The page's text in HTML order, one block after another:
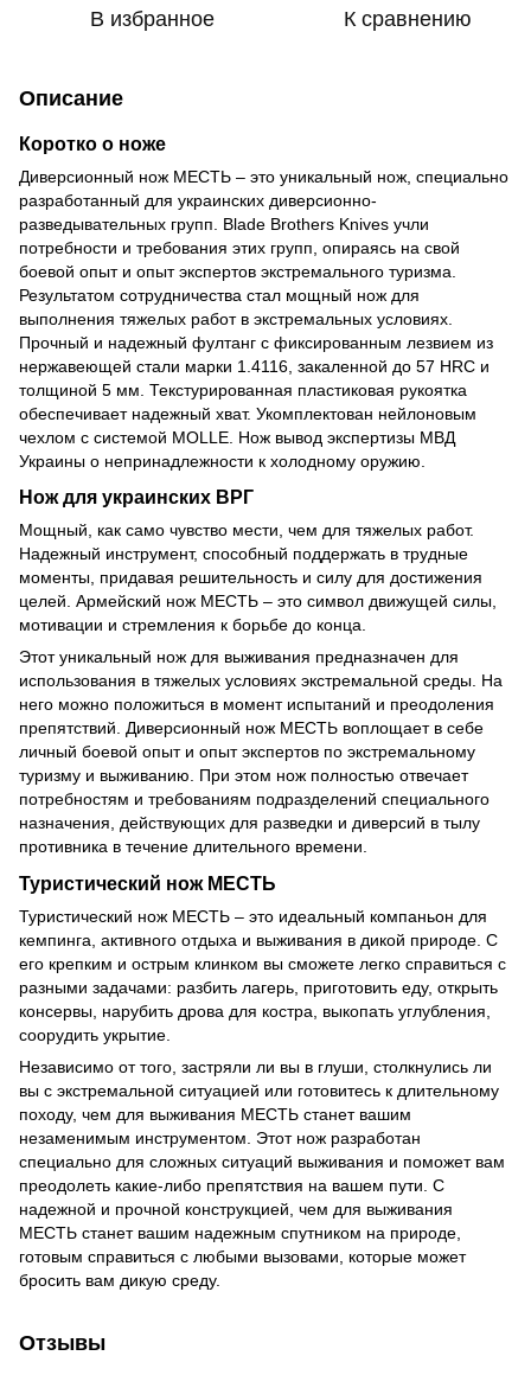
В избранное К сравнению
Описание
Коротко о ноже
Диверсионный нож МЕСТЬ – это уникальный нож, специально
разработанный для украинских диверсионно-
разведывательных групп. Blade Brothers Knives учли
потребности и требования этих групп, опираясь на свой
боевой опыт и опыт экспертов экстремального туризма.
Результатом сотрудничества стал мощный нож для
выполнения тяжелых работ в экстремальных условиях.
Прочный и надежный фултанг с фиксированным лезвием из
нержавеющей стали марки 1.4116, закаленной до 57 HRC и
толщиной 5 мм. Текстурированная пластиковая рукоятка
обеспечивает надежный хват. Укомплектован нейлоновым
чехлом с системой MOLLE. Нож вывод экспертизы МВД
Украины о непринадлежности к холодному оружию.
Нож для украинских ВРГ
Мощный, как само чувство мести, чем для тяжелых работ.
Надежный инструмент, способный поддержать в трудные
моменты, придавая решительность и силу для достижения
целей. Армейский нож МЕСТЬ – это символ движущей силы,
мотивации и стремления к борьбе до конца.
Этот уникальный нож для выживания предназначен для
использования в тяжелых условиях экстремальной среды. На
него можно положиться в момент испытаний и преодоления
препятствий. Диверсионный нож МЕСТЬ воплощает в себе
личный боевой опыт и опыт экспертов по экстремальному
туризму и выживанию. При этом нож полностью отвечает
потребностям и требованиям подразделений специального
назначения, действующих для разведки и диверсий в тылу
противника в течение длительного времени.
Туристический нож МЕСТЬ
Туристический нож МЕСТЬ – это идеальный компаньон для
кемпинга, активного отдыха и выживания в дикой природе. С
его крепким и острым клинком вы сможете легко справиться с
разными задачами: разбить лагерь, приготовить еду, открыть
консервы, нарубить дрова для костра, выкопать углубления,
соорудить укрытие.
Независимо от того, застряли ли вы в глуши, столкнулись ли
вы с экстремальной ситуацией или готовитесь к длительному
походу, чем для выживания МЕСТЬ станет вашим
незаменимым инструментом. Этот нож разработан
специально для сложных ситуаций выживания и поможет вам
преодолеть какие-либо препятствия на вашем пути. С
надежной и прочной конструкцией, чем для выживания
МЕСТЬ станет вашим надежным спутником на природе,
готовым справиться с любыми вызовами, которые может
бросить вам дикую среду.
Отзывы